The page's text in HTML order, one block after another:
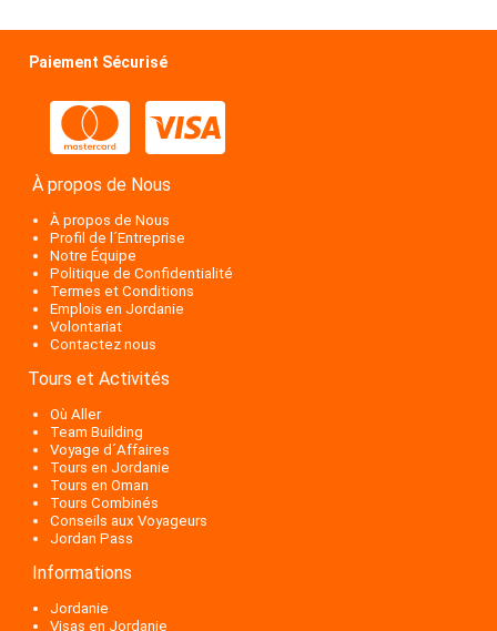
Paiement Sécurisé
À propos de Nous
À propos de Nous
Profil de l´Entreprise
Notre Équipe
Politique de Confidentialité
Termes et Conditions
Emplois en Jordanie
Volontariat
Contactez nous
Tours et Activités
Où Aller
Team Building
Voyage d´Affaires
Tours en Jordanie
Tours en Oman
Tours Combinés
Conseils aux Voyageurs
Jordan Pass
Informations
Jordanie
Visas en Jordanie